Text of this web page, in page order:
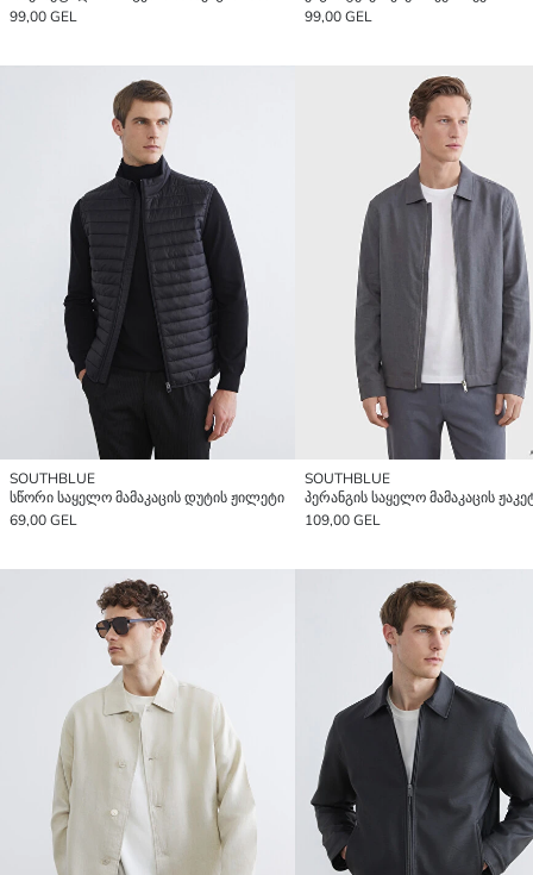
99,00 GEL
99,00 GEL
SOUTHBLUE
სწორი საყელო მამაკაცის დუტის ჟილეტი
69,00 GEL
SOUTHBLUE
პერანგის საყელო მამაკაცის
109,00 GEL